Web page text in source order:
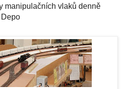
manipulačních vlaků denně